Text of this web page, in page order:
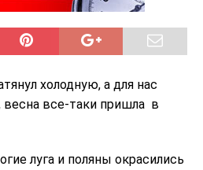
холодную, а для нас
все-таки пришла в
луга и поляны окрасились